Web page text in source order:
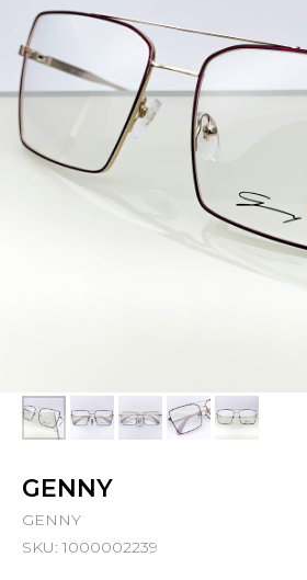
GENNY
GENNY
SKU: 1000002239